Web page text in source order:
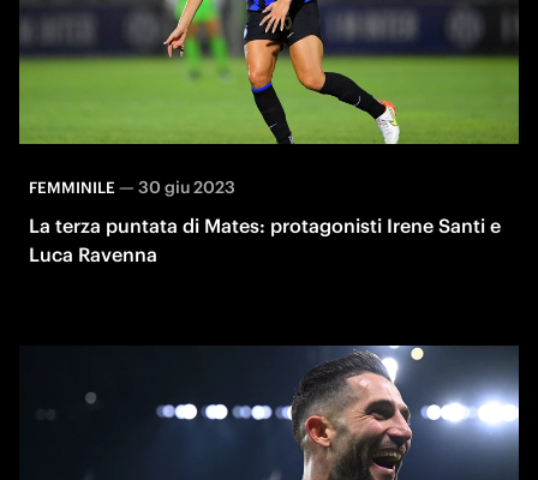
FEMMINILE— 30 giu 2023
La terza puntata di Mates: protagonisti Irene Santi e
Luca Ravenna